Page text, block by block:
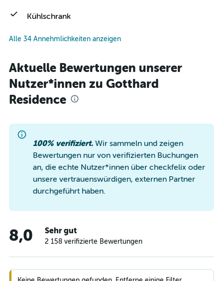
Kühlschrank
Alle 34 Annehmlichkeiten anzeigen
Aktuelle Bewertungen unserer
Nutzer*innen zu Gotthard
Residence
100% verifiziert. Wir sammeln und zeigen
Bewertungen nur von verifizierten Buchungen
an, die echte Nutzer*innen über checkfelix oder
unsere vertrauenswürdigen, externen Partner
durchgeführt haben.
8,0 Sehr gut
2 158 verifizierte Bewertungen